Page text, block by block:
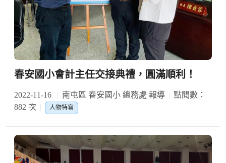
春安國小會計主任交接典禮，圓滿順利！
2022-11-16 南屯區 春安國小 總務處 報導
點閱數：
882 次
人物特寫